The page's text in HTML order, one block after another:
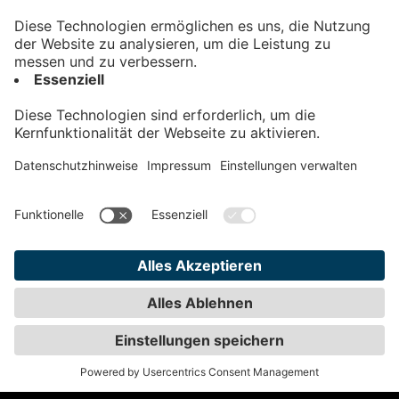
Kontakt
Impressum
Teilnahmebedingungen
Privatsphäre